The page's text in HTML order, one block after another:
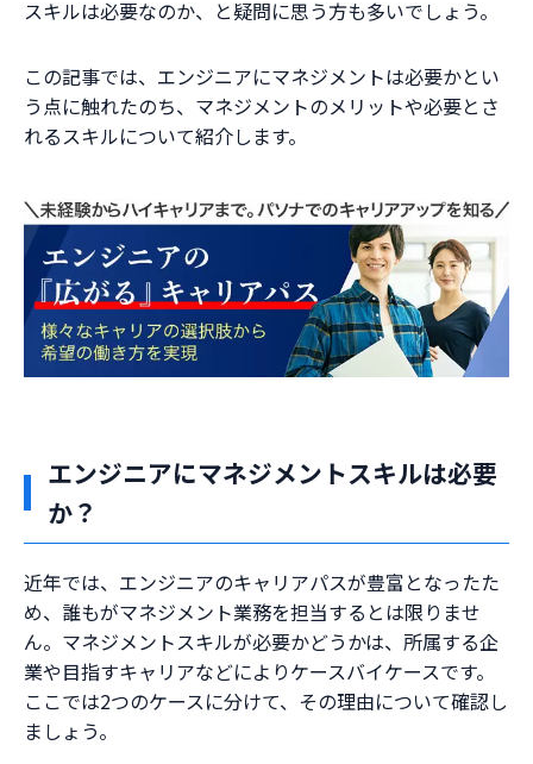
スキルは必要なのか、と疑問に思う方も多いでしょう。
この記事では、エンジニアにマネジメントは必要かとい
う点に触れたのち、マネジメントのメリットや必要とさ
れるスキルについて紹介します。
エンジニアにマネジメントスキルは必要
か？
近年では、エンジニアのキャリアパスが豊富となったた
め、誰もがマネジメント業務を担当するとは限りませ
ん。マネジメントスキルが必要かどうかは、所属する企
業や目指すキャリアなどによりケースバイケースです。
ここでは2つのケースに分けて、その理由について確認し
ましょう。